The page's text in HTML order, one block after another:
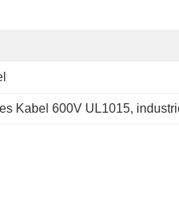
Kabel 600V UL1015,